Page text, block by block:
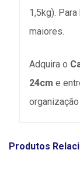
1,5kg).
maiores.
Adquira o
24cm e
Produtos